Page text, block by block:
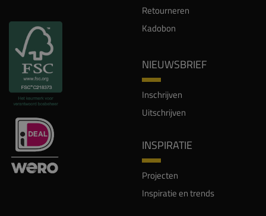
Retourneren
Kadobon
NIEUWSBRIEF
Inschrijven
Uitschrijven
INSPIRATIE
Projecten
Inspiratie en trends